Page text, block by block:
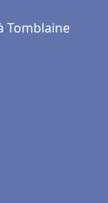
Tomblaine